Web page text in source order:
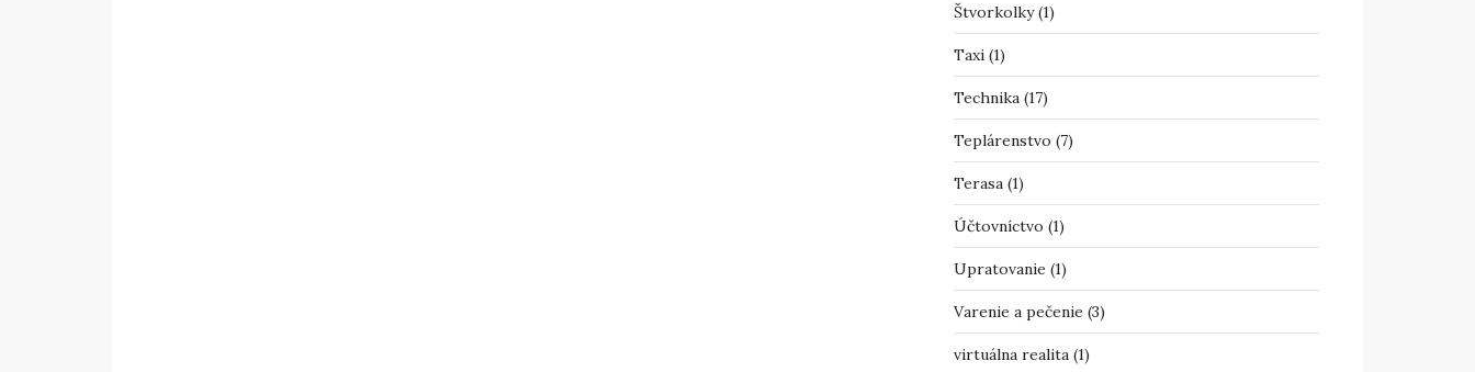
Štvorkolky(1)
Taxi(1)
Technika(17)
Teplárenstvo (7)
Terasa(1)
Účtovníctvo (1)
Upratovanie (1)
Varenie a pečenie (3)
virtuálna realita(1)